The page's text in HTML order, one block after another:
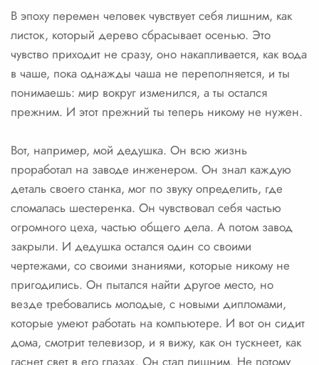
В эпоху перемен человек чувствует себя лишним, как
листок, который дерево сбрасывает осенью. Это
чувство приходит не сразу, оно накапливается, как вода
в чаше, пока однажды чаша не переполняется, и ты
понимаешь: мир вокруг изменился, а ты остался
прежним. И этот прежний ты теперь никому не нужен.
Вот, например, мой дедушка. Он всю жизнь
проработал на заводе инженером. Он знал каждую
деталь своего станка, мог по звуку определить, где
сломалась шестеренка. Он чувствовал себя частью
огромного цеха, частью общего дела. А потом завод
закрыли. И дедушка остался один со своими
чертежами, со своими знаниями, которые никому не
пригодились. Он пытался найти другое место, но
везде требовались молодые, с новыми дипломами,
которые умеют работать на компьютере. И вот он сидит
дома, смотрит телевизор, и я вижу, как он тускнеет, как
гаснет свет в его глазах. Он стал лишним. Не потому